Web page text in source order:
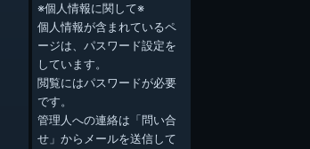
※個人情報に関して※
個人情報が含まれているペ
ージは、パスワード設定を
しています。
閲覧にはパスワードが必要
です。
管理人への連絡は「問い合
せ」からメールを送信して